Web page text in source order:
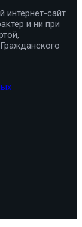
сайт
и ни при